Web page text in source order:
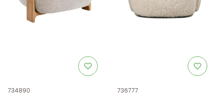
Kod produktu
734890 Kod produktu
736777